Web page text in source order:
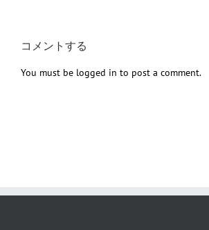
コメントする
You must be logged in to post a comment.